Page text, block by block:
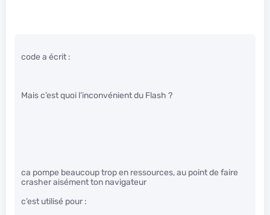
code a écrit :
Mais c’est quoi l’inconvénient du Flash ?
ca pompe beaucoup trop en ressources, au point de faire
crasher aisément ton navigateur
c’est utilisé pour :